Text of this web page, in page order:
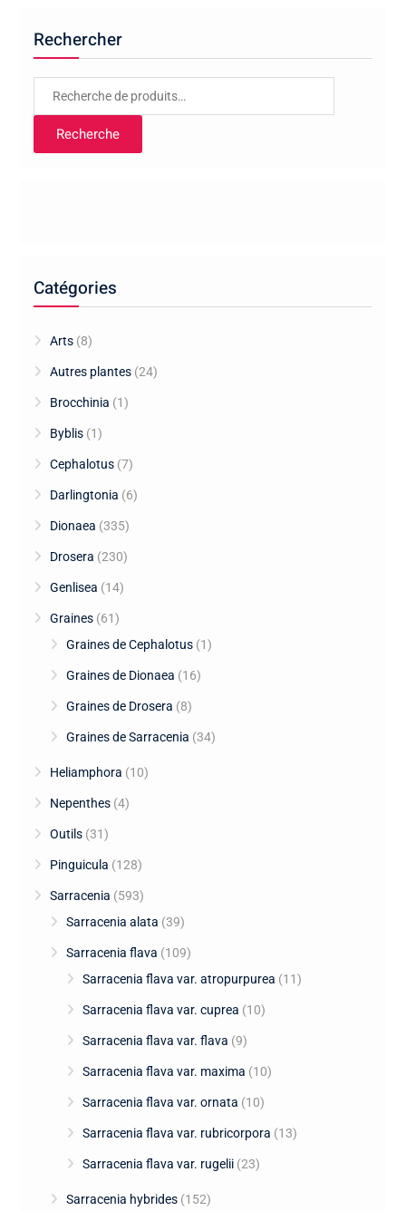
Rechercher
Recherche
Catégories
Arts (8)
Autres plantes (24)
Brocchinia (1)
Byblis (1)
Cephalotus (7)
Darlingtonia (6)
Dionaea (335)
Drosera (230)
Genlisea (14)
Graines (61)
Graines de Cephalotus (1)
Graines de Dionaea (16)
Graines de Drosera (8)
Graines de Sarracenia (34)
Heliamphora (10)
Nepenthes (4)
Outils (31)
Pinguicula (128)
Sarracenia (593)
Sarracenia alata (39)
Sarracenia flava (109)
Sarracenia flava var. atropurpurea (11)
Sarracenia flava var. cuprea (10)
Sarracenia flava var. flava (9)
Sarracenia flava var. maxima (10)
Sarracenia flava var. ornata (10)
Sarracenia flava var. rubricorpora (13)
Sarracenia flava var. rugelii (23)
Sarracenia hybrides (152)